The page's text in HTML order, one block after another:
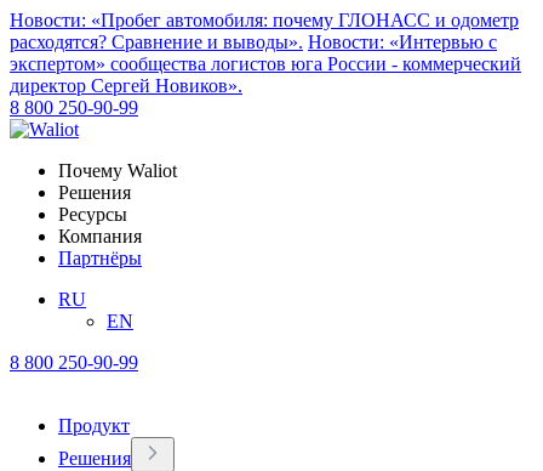
Новости: «Пробег автомобиля: почему ГЛОНАСС и одометр
расходятся? Сравнение и выводы». Новости: «Интервью с
экспертом» сообщества логистов юга России - коммерческий
директор Сергей Новиков».
8 800 250-90-99
Почему Waliot
Решения
Ресурсы
Компания
Партнёры
RU
EN
8 800 250-90-99
Продукт
Решения